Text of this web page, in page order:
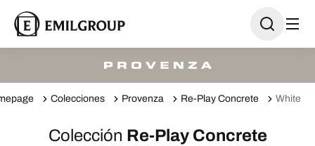
Colecciones Provenza Re-Play Concrete White
Colección Re-Play Concrete